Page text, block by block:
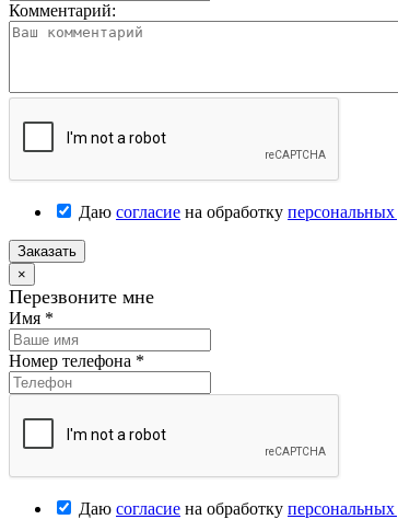
Комментарий:
Даю согласие на обработку
Заказать
×
Перезвоните мне
Имя *
Номер телефона *
Даю согласие на обработку